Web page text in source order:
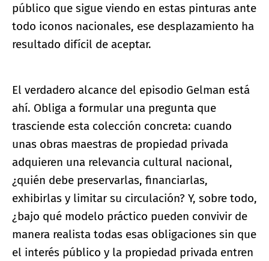
público que sigue viendo en estas pinturas ante
todo iconos nacionales, ese desplazamiento ha
resultado difícil de aceptar.
El verdadero alcance del episodio Gelman está
ahí. Obliga a formular una pregunta que
trasciende esta colección concreta: cuando
unas obras maestras de propiedad privada
adquieren una relevancia cultural nacional,
¿quién debe preservarlas, financiarlas,
exhibirlas y limitar su circulación? Y, sobre todo,
¿bajo qué modelo práctico pueden convivir de
manera realista todas esas obligaciones sin que
el interés público y la propiedad privada entren